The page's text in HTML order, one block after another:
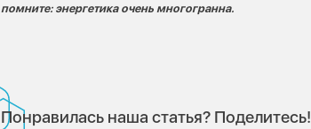
помните: энергетика очень многогранна.
Понравилась наша статья? Поделитесь!